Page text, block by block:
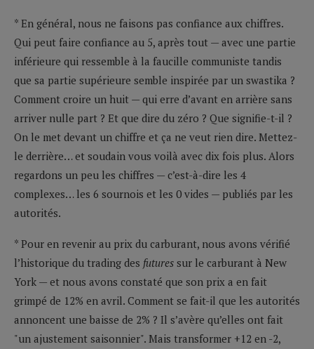
* En général, nous ne faisons pas confiance aux chiffres.
Qui peut faire confiance au 5, après tout — avec une partie
inférieure qui ressemble à la faucille communiste tandis
que sa partie supérieure semble inspirée par un swastika ?
Comment croire un huit — qui erre d’avant en arrière sans
arriver nulle part ? Et que dire du zéro ? Que signifie-t-il ?
On le met devant un chiffre et ça ne veut rien dire. Mettez-
le derrière… et soudain vous voilà avec dix fois plus. Alors
regardons un peu les chiffres — c’est-à-dire les 4
complexes… les 6 sournois et les 0 vides — publiés par les
autorités.
* Pour en revenir au prix du carburant, nous avons vérifié
l’historique du trading des futures sur le carburant à New
York — et nous avons constaté que son prix a en fait
grimpé de 12% en avril. Comment se fait-il que les autorités
annoncent une baisse de 2% ? Il s’avère qu’elles ont fait
"un ajustement saisonnier". Mais transformer +12 en -2,